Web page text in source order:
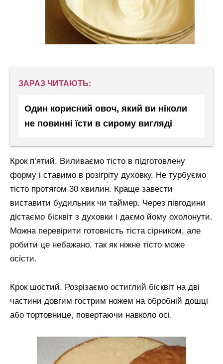
ЗАРАЗ ЧИТАЮТЬ:
Один корисний овоч, який ви ніколи
не повинні їсти в сирому вигляді
Крок п’ятий. Виливаємо тісто в підготовлену
форму і ставимо в розігріту духовку. Не турбуємо
тісто протягом 30 хвилин. Краще завести
виставити будильник чи таймер. Через півгодини
дістаємо бісквіт з духовки і даємо йому охолонути.
Можна перевірити готовність тіста сірником, але
робити це небажано, так як ніжне тісто може
осісти.
Крок шостий. Розрізаємо остиглий бісквіт на дві
частини довгим гострим ножем на обробній дошці
або тортовнице, повертаючи навколо осі.